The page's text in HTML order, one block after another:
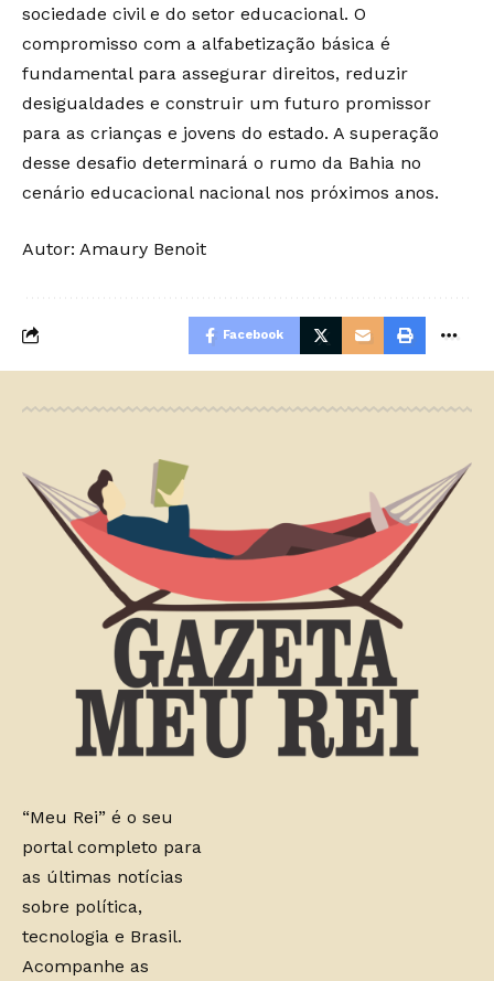
sociedade civil e do setor educacional. O
compromisso com a alfabetização básica é
fundamental para assegurar direitos, reduzir
desigualdades e construir um futuro promissor
para as crianças e jovens do estado. A superação
desse desafio determinará o rumo da Bahia no
cenário educacional nacional nos próximos anos.
Autor: Amaury Benoit
Facebook
“Meu Rei” é o seu
portal completo para
as últimas notícias
sobre política,
tecnologia e Brasil.
Acompanhe as